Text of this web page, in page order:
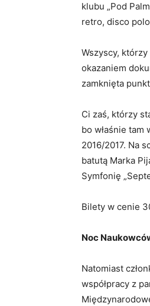
klubu „Pod
retro, disco
Wszyscy, którzy
okazaniem
zamknięta
Ci zaś, którzy
bo właśnie
2016/2017. Na
batutą Marka
Symfonię
Bilety w cenie
Noc
Natomiast
współpracy z